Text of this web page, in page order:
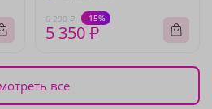
6 290 ₽ -15%
5 350 ₽
все